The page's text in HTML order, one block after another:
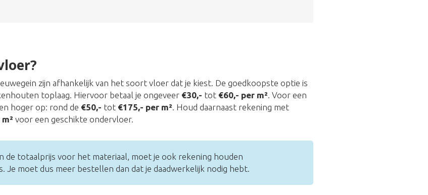
zijn afhankelijk van het soort vloer dat je kiest. De goedkoopste optie is
toplaag. Hiervoor betaal je ongeveer €30,- tot €60,- per m². Voor een
hoger op: rond de €50,- tot €175,- per m². Houd daarnaast rekening met
voor een geschikte ondervloer.
de totaalprijs voor het materiaal, moet je ook rekening houden
Je moet dus meer bestellen dan dat je daadwerkelijk nodig hebt.